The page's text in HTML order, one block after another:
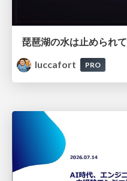
luccafort
PRO